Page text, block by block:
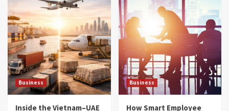
Business
Inside the Vietnam–UAE
Business
How Smart Employee